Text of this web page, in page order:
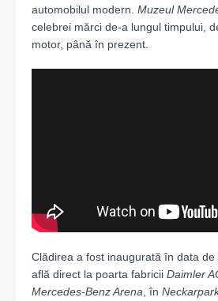
automobilul modern. Muzeul
celebrei mărci de-a lungul timpului,
motor, până în prezent.
Clădirea a fost inaugurată în data
află direct la poarta fabricii Daimler
Mercedes-Benz Arena , în